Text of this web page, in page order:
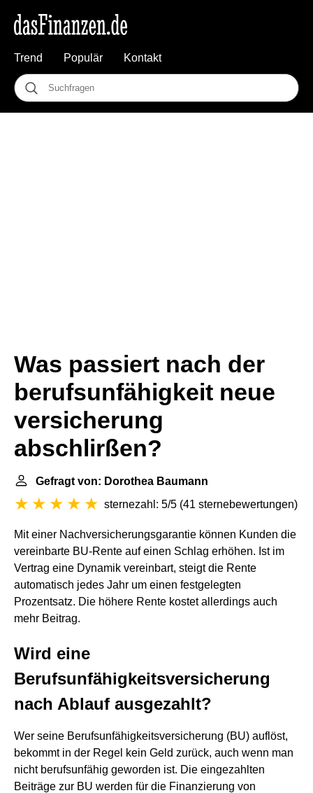
Trend Populär Kontakt
Was passiert nach der
berufsunfähigkeit neue
versicherung
abschlirßen?
Gefragt von: Dorothea Baumann
sternezahl: 5/5 (41 sternebewertungen)
Mit einer Nachversicherungsgarantie können Kunden die
vereinbarte BU-Rente auf einen Schlag erhöhen. Ist im
Vertrag eine Dynamik vereinbart, steigt die Rente
automatisch jedes Jahr um einen festgelegten
Prozentsatz. Die höhere Rente kostet allerdings auch
mehr Beitrag.
Wird eine
Berufsunfähigkeitsversicherung
nach Ablauf ausgezahlt?
Wer seine Berufsunfähigkeitsversicherung (BU) auflöst,
bekommt in der Regel kein Geld zurück, auch wenn man
nicht berufsunfähig geworden ist. Die eingezahlten
Beiträge zur BU werden für die Finanzierung von